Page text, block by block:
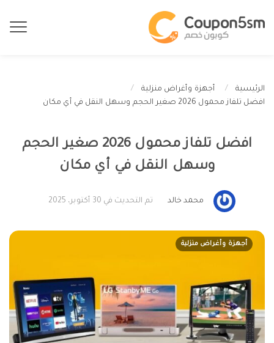
الرئيسية
أجهزة وأغراض منزلية
افضل تلفاز محمول 2026 صغير الحجم وسهل النقل في أي مكان
افضل تلفاز محمول 2026 صغير الحجم
وسهل النقل في أي مكان
محمد خالد تم التحديث في 30 أكتوبر، 2025
أجهزة وأغراض منزلية